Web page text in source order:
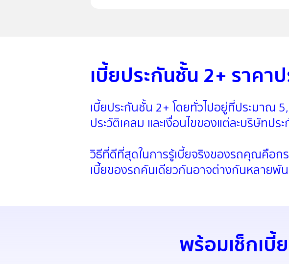
เบี้ยประกันชั้น 2+ ราคา
เบี้ยประกันชั้น 2+ โดยทั่วไปอยู่ที่ประมา
ประวัติเคลม และเงื่อนไขของแต่ละบริษัทปร
วิธีที่ดีที่สุดในการรู้เบี้ยจริงของรถคุณคือก
เบี้ยของรถคันเดียวกันอาจต่างกันหลายพั
พร้อมเช็กเบี้